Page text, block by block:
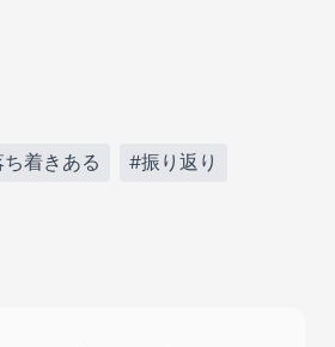
着きある #振り返り